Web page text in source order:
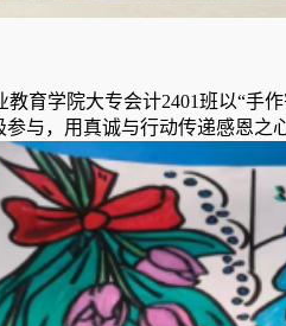
育学院大专会计2401班以“手
与，用真诚与行动传递感恩之心